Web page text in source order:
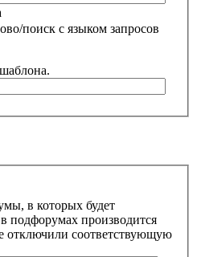
поиск с языком запросов
в которых будет
подфорумах производится
отключили соответствующую